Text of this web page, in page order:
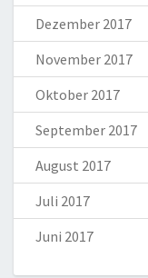
Dezember 2017
November 2017
Oktober 2017
September 2017
August 2017
Juli 2017
Juni 2017